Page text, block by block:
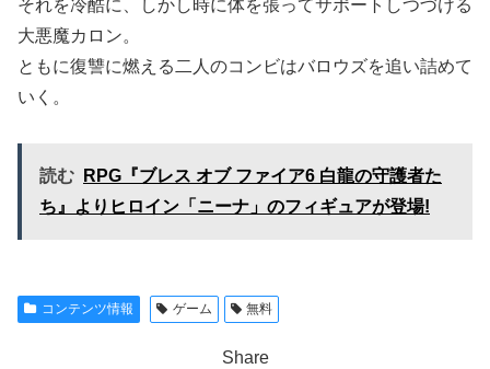
それを冷酷に、しかし時に体を張ってサポートしつづける
大悪魔カロン。
ともに復讐に燃える二人のコンビはバロウズを追い詰めて
いく。
読む
RPG『ブレス オブ ファイア6 白龍の守護者た
ち』よりヒロイン「ニーナ」のフィギュアが登場!
コンテンツ情報 ゲーム 無料
Share